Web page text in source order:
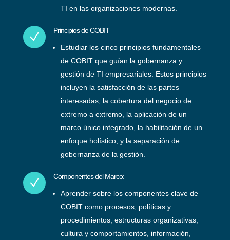
TI en las organizaciones modernas.
N Principios de COBIT
Estudiar los cinco principios fundamentales
de COBIT que guían la gobernanza y
gestión de TI empresariales. Estos principios
incluyen la satisfacción de las partes
interesadas, la cobertura del negocio de
extremo a extremo, la aplicación de un
marco único integrado, la habilitación de un
enfoque holístico, y la separación de
gobernanza de la gestión.
N Componentes del Marco:
Aprender sobre los componentes clave de
COBIT como procesos, políticas y
procedimientos, estructuras organizativas,
cultura y comportamientos, información,